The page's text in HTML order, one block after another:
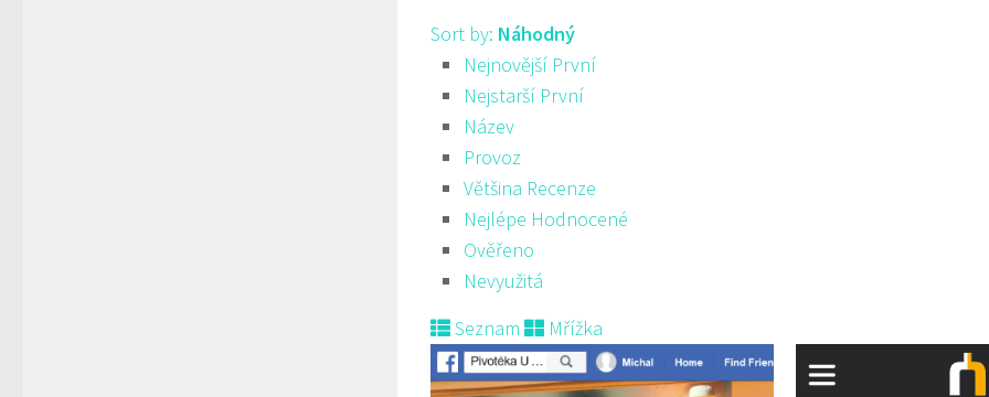
Sort by: Náhodný
Nejnovější První
Nejstarší První
Název
Provoz
Většina Recenze
Nejlépe Hodnocené
Ověřeno
Nevyužitá
Seznam
Mřížka